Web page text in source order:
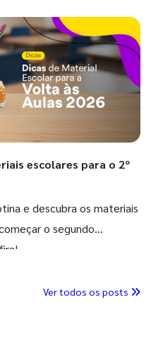
escolares para o 2º
e descubra os materiais
o segundo
Ver todos os posts